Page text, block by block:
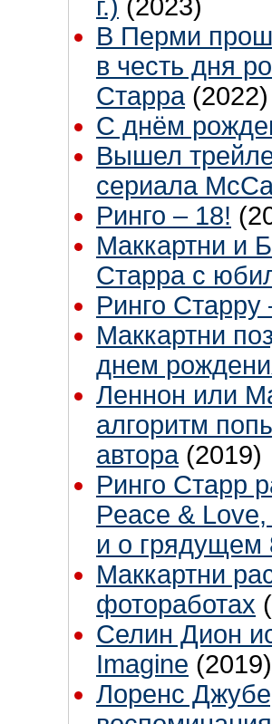
г.) (2023)
В Перми
в честь дня
Старра (2022)
С днём
Вышел
сериала
Ринго – 18!
Маккартни и
Старра с
Ринго Старру
Маккартни
днем
Леннон или
алгоритм
автора (2019)
Ринго Старр
Peace &
и о грядущем
Маккартни
фотоработах
Селин Дион
Imagine (2019)
Лоренс